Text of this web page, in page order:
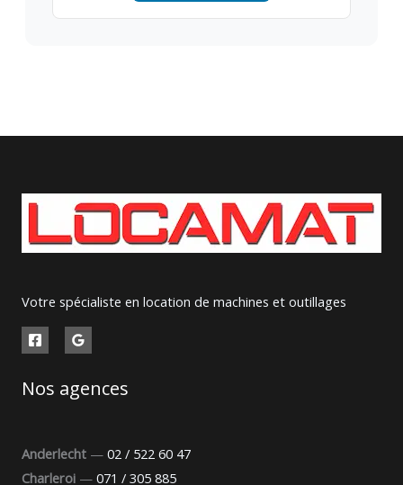
Votre spécialiste en location de machines et outillages
Nos agences
Anderlecht — 02 / 522 60 47
Charleroi — 071 / 305 885